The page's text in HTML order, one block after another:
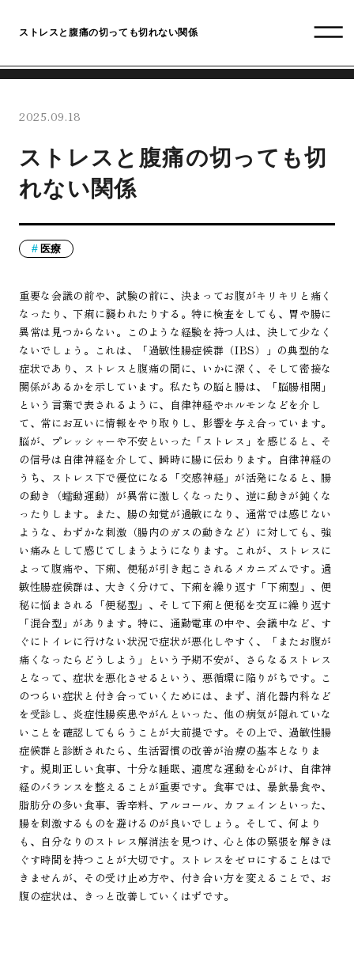
ストレスと腹痛の切っても切れない関係
2025.09.18
ストレスと腹痛の切っても切
れない関係
医療
重要な会議の前や、試験の前に、決まってお腹がキリキリと痛く
なったり、下痢に襲われたりする。特に検査をしても、胃や腸に
異常は見つからない。このような経験を持つ人は、決して少なく
ないでしょう。これは、「過敏性腸症候群（IBS）」の典型的な
症状であり、ストレスと腹痛の間に、いかに深く、そして密接な
関係があるかを示しています。私たちの脳と腸は、「脳腸相関」
という言葉で表されるように、自律神経やホルモンなどを介し
て、常にお互いに情報をやり取りし、影響を与え合っています。
脳が、プレッシャーや不安といった「ストレス」を感じると、そ
の信号は自律神経を介して、瞬時に腸に伝わります。自律神経の
うち、ストレス下で優位になる「交感神経」が活発になると、腸
の動き（蠕動運動）が異常に激しくなったり、逆に動きが鈍くな
ったりします。また、腸の知覚が過敏になり、通常では感じない
ような、わずかな刺激（腸内のガスの動きなど）に対しても、強
い痛みとして感じてしまうようになります。これが、ストレスに
よって腹痛や、下痢、便秘が引き起こされるメカニズムです。過
敏性腸症候群は、大きく分けて、下痢を繰り返す「下痢型」、便
秘に悩まされる「便秘型」、そして下痢と便秘を交互に繰り返す
「混合型」があります。特に、通勤電車の中や、会議中など、す
ぐにトイレに行けない状況で症状が悪化しやすく、「またお腹が
痛くなったらどうしよう」という予期不安が、さらなるストレス
となって、症状を悪化させるという、悪循環に陥りがちです。こ
のつらい症状と付き合っていくためには、まず、消化器内科など
を受診し、炎症性腸疾患やがんといった、他の病気が隠れていな
いことを確認してもらうことが大前提です。その上で、過敏性腸
症候群と診断されたら、生活習慣の改善が治療の基本となりま
す。規則正しい食事、十分な睡眠、適度な運動を心がけ、自律神
経のバランスを整えることが重要です。食事では、暴飲暴食や、
脂肪分の多い食事、香辛料、アルコール、カフェインといった、
腸を刺激するものを避けるのが良いでしょう。そして、何より
も、自分なりのストレス解消法を見つけ、心と体の緊張を解きほ
ぐす時間を持つことが大切です。ストレスをゼロにすることはで
きませんが、その受け止め方や、付き合い方を変えることで、お
腹の症状は、きっと改善していくはずです。